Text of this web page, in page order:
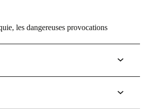
les dangereuses provocations